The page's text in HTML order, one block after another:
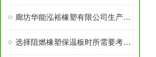
廊坊华能泓裕橡塑有限公司生产的圣裕德B1级橡塑保温棉为什么如此受欢迎？
选择阻燃橡塑保温板时所需要考虑的关键要点介绍